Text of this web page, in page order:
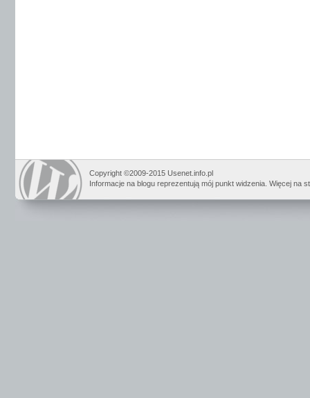
Copyright ©2009-2015 Usenet.info.pl
Informacje na blogu reprezentują mój punkt widzenia. Więcej na